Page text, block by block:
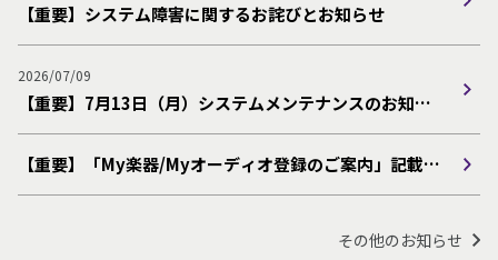
【重要】システム障害に関するお詫びとお知らせ
2026/07/09
【重要】7月13日（月）システムメンテナンスのお知ら
【重要】「My楽器/Myオーディオ登録のご案内」記載の
その他のお知らせ